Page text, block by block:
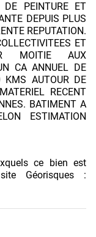
DE PEINTURE ET
DEPUIS PLUS
REPUTATION.
ET
MOITIE AUX
CA ANNUEL DE
AUTOUR DE
RECENT
BATIMENT A
ESTIMATION
ce bien est
Géorisques :